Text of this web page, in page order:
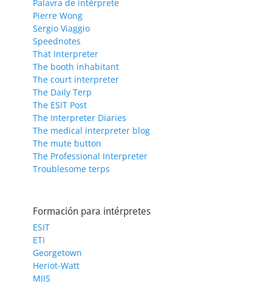
Palavra de intérprete
Pierre Wong
Sergio Viaggio
Speednotes
That Interpreter
The booth inhabitant
The court interpreter
The Daily Terp
The ESIT Post
The Interpreter Diaries
The medical interpreter blog
The mute button
The Professional Interpreter
Troublesome terps
Formación para intérpretes
ESIT
ETI
Georgetown
Heriot-Watt
MIIS